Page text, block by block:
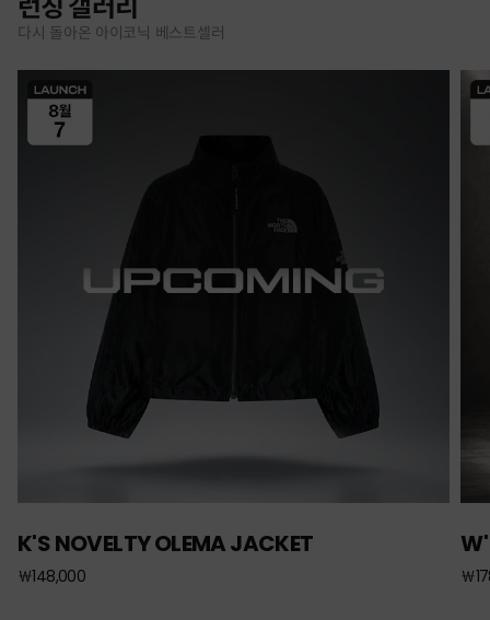
런칭 갤러리
다시 돌아온 아이코닉 베스트셀러
K'S NOVELTY OLEMA JACKET
￦148,000
W'
￦